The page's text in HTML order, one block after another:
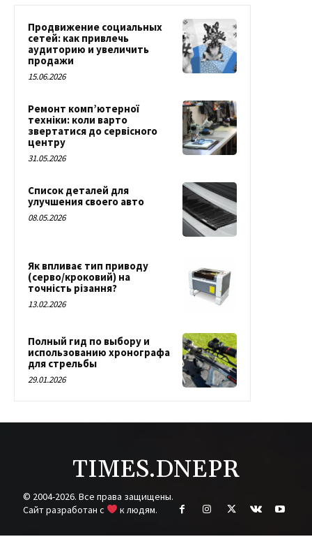
Продвижение социальных
сетей: как привлечь
аудиторию и увеличить
продажи
15.06.2026
Ремонт комп’ютерної
техніки: коли варто
звертатися до сервісного
центру
31.05.2026
Список деталей для
улучшения своего авто
08.05.2026
Як впливає тип приводу
(серво/кроковий) на
точність різання?
13.02.2026
Полный гид по выбору и
использованию хронографа
для стрельбы
29.01.2026
TIMES.DNEPR
© 2004-2026. Все права защищены.
Cайт разработан с
к людям.